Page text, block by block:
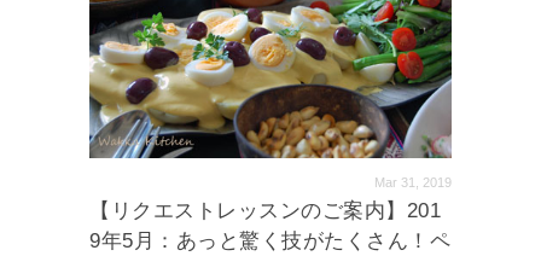
Mar 31, 2019
【リクエストレッスンのご案内】201
9年5月：あっと驚く技がたくさん！ペ